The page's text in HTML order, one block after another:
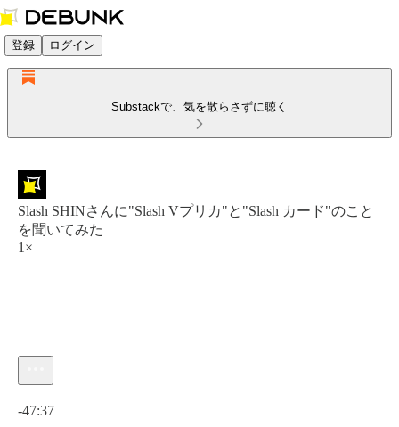
登録 ログイン
Substackで、気を散らさずに聴く
Slash SHINさんに"Slash Vプリカ"と"Slash カード"のこと
を聞いてみた
1×
-47:37